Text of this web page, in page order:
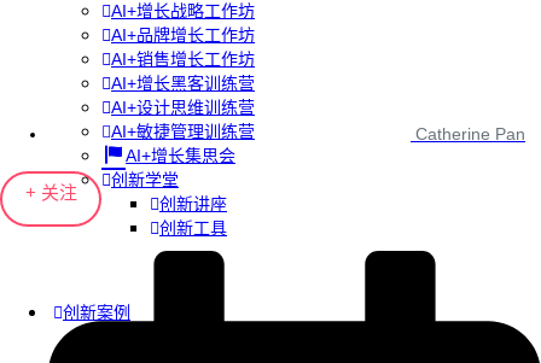
AI+增长战略工作坊
AI+品牌增长工作坊
AI+销售增长工作坊
AI+增长黑客训练营
AI+设计思维训练营
AI+敏捷管理训练营
AI+增长集思会
创新学堂
创新讲座
创新工具
创新案例
Catherine Pan
+ 关注